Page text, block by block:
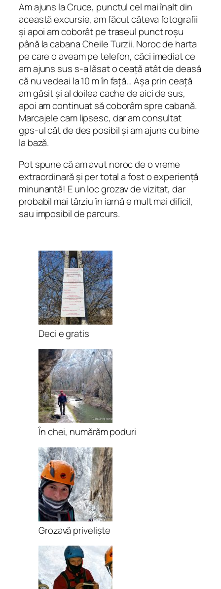
Am ajuns la Cruce, punctul cel mai înalt din
această excursie, am făcut câteva fotografii
și apoi am coborât pe traseul punct roșu
până la cabana Cheile Turzii. Noroc de harta
pe care o aveam pe telefon, căci imediat ce
am ajuns sus s-a lăsat o ceață atât de deasă
că nu vedeai la 10 m în față… Așa prin ceață
am găsit și al doilea cache de aici de sus,
apoi am continuat să coborâm spre cabană.
Marcajele cam lipsesc, dar am consultat
gps-ul cât de des posibil și am ajuns cu bine
la bază.
Pot spune că am avut noroc de o vreme
extraordinară și per total a fost o experiență
minunantă! E un loc grozav de vizitat, dar
probabil mai târziu în iarnă e mult mai dificil,
sau imposibil de parcurs.
Deci e gratis
În chei, numărăm poduri
Grozavă priveliște